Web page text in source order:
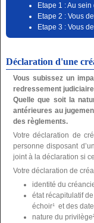
Etape 1 : Au
Etape 2 : Vous
Etape 3 : Vous
Déclaration d'une
Vous subissez un
redressement
Quelle que soit la
antérieures au
des règlements.
Votre déclaration de
personne disposant
joint à la déclaration si
Votre déclaration de
identité du
état récapitulatif
échoir¹ et des
nature du